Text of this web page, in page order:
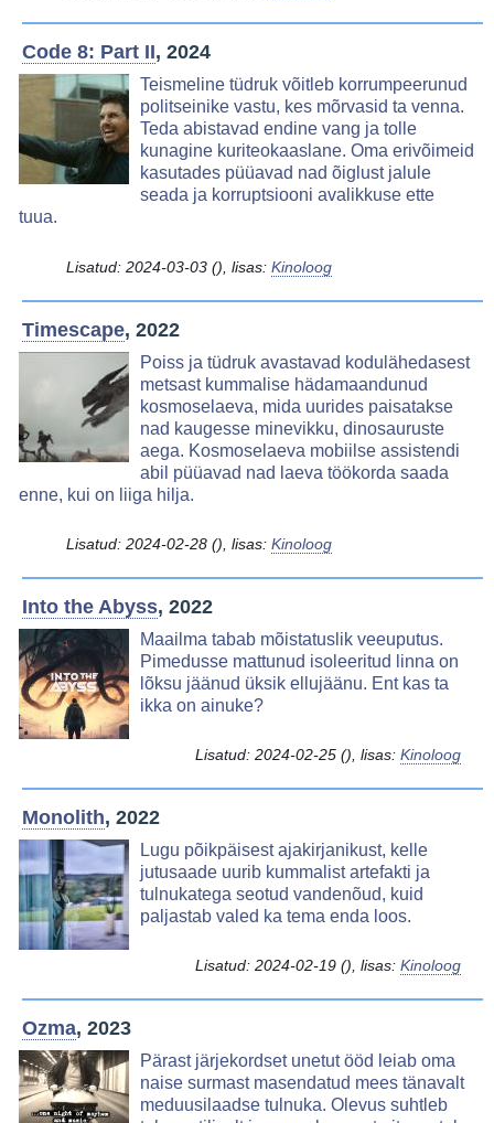
Code 8: Part II, 2024
Image
Teismeline tüdruk võitleb korrumpeerunud
politseinike vastu, kes mõrvasid ta venna.
Teda abistavad endine vang ja tolle
kunagine kuriteokaaslane. Oma erivõimeid
kasutades püüavad nad õiglust jalule
seada ja korruptsiooni avalikkuse ette
tuua.
Lisatud: 2024-03-03 (), lisas: Kinoloog
Timescape, 2022
Poiss ja tüdruk avastavad kodulähedasest
metsast kummalise hädamaandunud
kosmoselaeva, mida uurides paisatakse
nad kaugesse minevikku, dinosauruste
aega. Kosmoselaeva mobiilse assistendi
abil püüavad nad laeva töökorda saada
enne, kui on liiga hilja.
Lisatud: 2024-02-28 (), lisas: Kinoloog
Into the Abyss, 2022
Image
Maailma tabab mõistatuslik veeuputus.
Pimedusse mattunud isoleeritud linna on
lõksu jäänud üksik ellujäänu. Ent kas ta
ikka on ainuke?
Lisatud: 2024-02-25 (), lisas: Kinoloog
Monolith, 2022
Image
Lugu põikpäisest ajakirjanikust, kelle
jutusaade uurib kummalist artefakti ja
tulnukatega seotud vandenõud, kuid
paljastab valed ka tema enda loos.
Lisatud: 2024-02-19 (), lisas: Kinoloog
Ozma, 2023
Image
Pärast järjekordset unetut ööd leiab oma
naise surmast masendatud mees tänavalt
meduusilaadse tulnuka. Olevus suhtleb